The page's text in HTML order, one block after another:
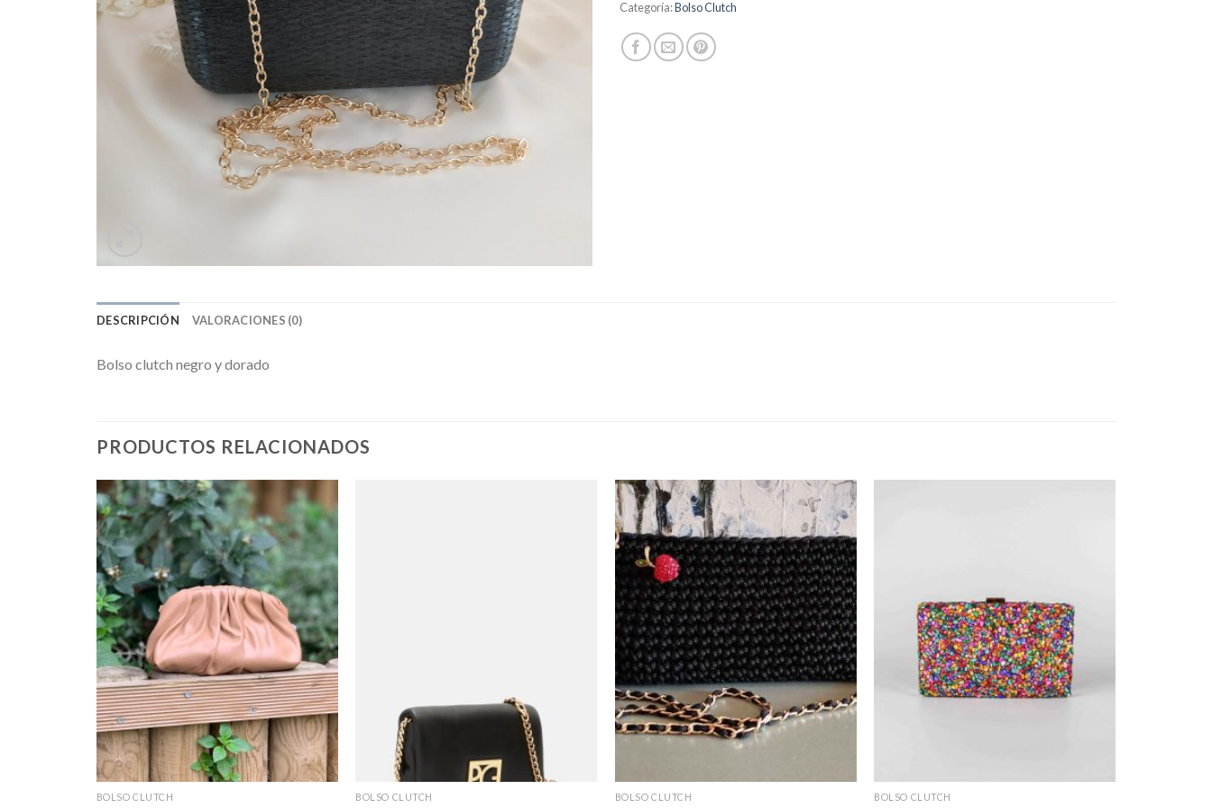
Categoría:Bolso Clutch
DESCRIPCIÓN VALORACIONES (0)
Bolso clutch negro y dorado
PRODUCTOS RELACIONADOS
BOLSO CLUTCH BOLSO CLUTCH BOLSO CLUTCH BOLSO CLUTCH